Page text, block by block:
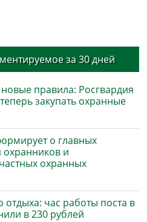
за 30 дней
правила: Росгвардия
закупать охранные
о главных
охранников и
охранных
отдыха: час работы поста в
в 230 рублей